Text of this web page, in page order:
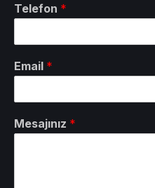
Telefon *
Email *
Mesajınız *